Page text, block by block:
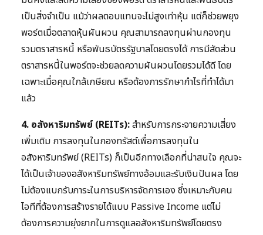
เป็นสิ่งจำเป็น แม้ว่าผลตอบแทนจะไม่สูงเท่าหุ้น แต่ก็ช่วยพยุง
พอร์ตเมื่อตลาดหุ้นผันผวน คุณสามารถลงทุนผ่านกองทุน
รวมตราสารหนี้ หรือพันธบัตรรัฐบาลโดยตรงได้ การมีสัดส่วน
ตราสารหนี้ในพอร์ตจะช่วยลดความผันผวนโดยรวมได้ดี โดย
เฉพาะเมื่อคุณใกล้เกษียณ หรือต้องการรักษากำไรที่ทำได้มา
แล้ว
4. อสังหาริมทรัพย์ (REITs):สำหรับการกระจายความเสี่ยง
เพิ่มเติม การลงทุนในกองทรัสต์เพื่อการลงทุนใน
อสังหาริมทรัพย์ (REITs) ก็เป็นอีกทางเลือกที่น่าสนใจ คุณจะ
ได้เป็นเจ้าของอสังหาริมทรัพย์ทางอ้อมและรับเงินปันผล โดย
ไม่ต้องแบกรับภาระในการบริหารจัดการเอง ซึ่งเหมาะกับคน
ไอทีที่ต้องการสร้างรายได้แบบ Passive Income แต่ไม่
ต้องการความยุ่งยากในการดูแลอสังหาริมทรัพย์โดยตรง